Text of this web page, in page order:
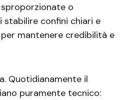
o
confini chiari e
mantenere credibilità e
Quotidianamente il
puramente tecnico: